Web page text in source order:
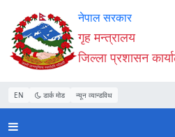
Accessibility
Mode
सुरु
गर्नुहोस्
सामाग्री
पढ्नुहाेस्
नेभिगेसन
पढ्नुहाेस्
वेबसाइट
खोजमा
जानुहोस्
नेपाल सरकार
गृह मन्त्रालय
जिल्ला प्रशासन
EN डार्क मोड न्यून व्यान्डविथ